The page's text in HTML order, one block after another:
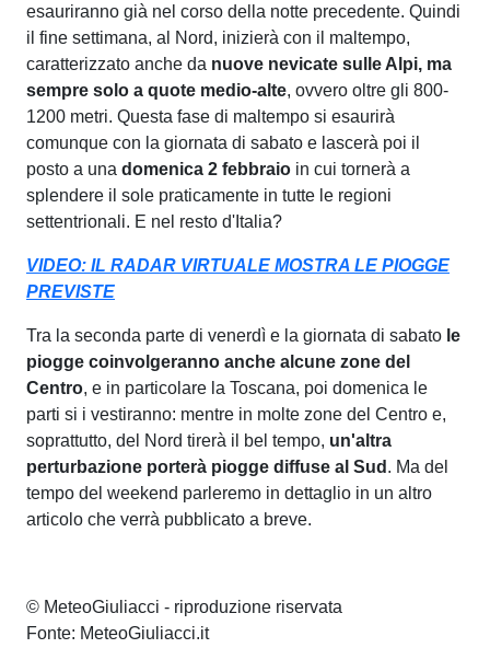
esauriranno già nel corso della notte precedente. Quindi
il fine settimana, al Nord, inizierà con il maltempo,
caratterizzato anche da nuove nevicate sulle Alpi, ma
sempre solo a quote medio-alte, ovvero oltre gli 800-
1200 metri. Questa fase di maltempo si esaurirà
comunque con la giornata di sabato e lascerà poi il
posto a una domenica 2 febbraio in cui tornerà a
splendere il sole praticamente in tutte le regioni
settentrionali. E nel resto d'Italia?
VIDEO: IL RADAR VIRTUALE MOSTRA LE PIOGGE
PREVISTE
Tra la seconda parte di venerdì e la giornata di sabato le
piogge coinvolgeranno anche alcune zone del
Centro, e in particolare la Toscana, poi domenica le
parti si i vestiranno: mentre in molte zone del Centro e,
soprattutto, del Nord tirerà il bel tempo, un'altra
perturbazione porterà piogge diffuse al Sud . Ma del
tempo del weekend parleremo in dettaglio in un altro
articolo che verrà pubblicato a breve.
© MeteoGiuliacci - riproduzione riservata
Fonte: MeteoGiuliacci.it